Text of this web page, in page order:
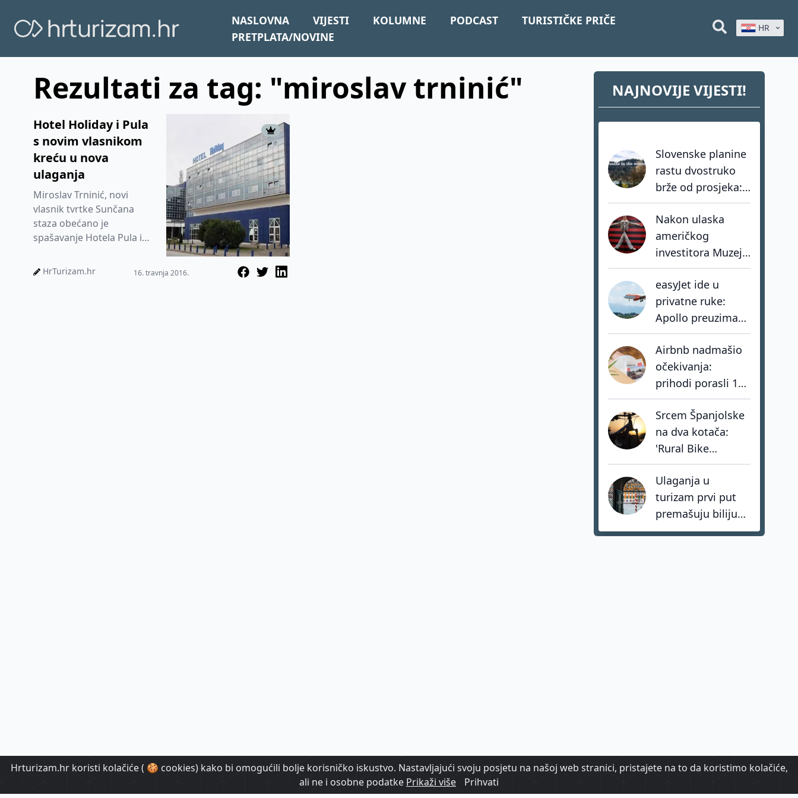
NASLOVNA VIJESTI KOLUMNE PODCAST
TURISTIČKE PRIČE
PRETPLATA/NOVINE
HR
Rezultati za tag: "miroslav trninić"
Hotel Holiday i Pula
s novim vlasnikom
kreću u nova
ulaganja
Miroslav Trninić, novi
vlasnik tvrtke Sunčana
staza obećano je
spašavanje Hotela Pula i
Holiday koji su bili u
HrTurizam.hr 16. travnja 2016.
NAJNOVIJE VIJESTI!
Slovenske planine
rastu dvostruko
brže od prosjeka:
coolcation je
samo dio priče
Nakon ulaska
američkog
investitora Muzej
Iluzija ubrzava
razvoj vlastite
mreže muzeja
easyJet ide u
privatne ruke:
Apollo preuzima
jednog od
najvećih europskih
low-cost
prijevoznika
Airbnb nadmašio
očekivanja:
prihodi porasli 17
posto, hoteli rastu
tri puta brže od
privatnog
smještaja
Srcem Španjolske
na dva kotača:
'Rural Bike
Conecta' spašava
sela kroz mit o
Don Quijoteu
Ulaganja u
turizam prvi put
premašuju bilijun
dolara: investitori
Hrturizam.hr koristi kolačiće ( 🍪 cookies) kako bi omogućili bolje korisničko iskustvo. Nastavljajući svoju posjetu na našoj web stranici, pristajete na to da koristimo kolačiće,
ali ne i osobne podatke Prikaži više Prihvati